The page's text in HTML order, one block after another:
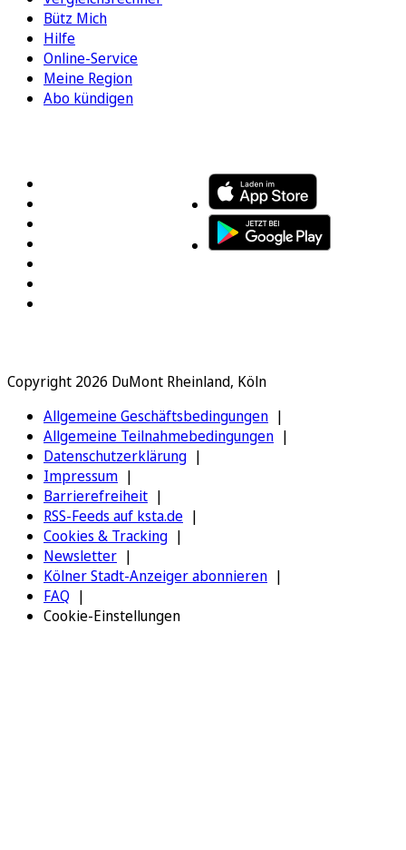
Bütz Mich
Hilfe
Online-Service
Meine Region
Abo kündigen
Copyright 2026 DuMont Rheinland, Köln
Allgemeine Geschäftsbedingungen
Allgemeine Teilnahmebedingungen
Datenschutzerklärung
Impressum
Barrierefreiheit
RSS-Feeds auf ksta.de
Cookies & Tracking
Newsletter
Kölner Stadt-Anzeiger abonnieren
FAQ
Cookie-Einstellungen